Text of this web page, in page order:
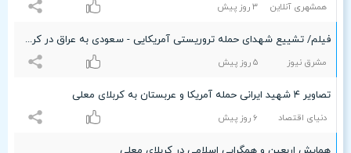
همشهری آنلاین ٣ روز پیش
فیلم/ تشییع شهدای حمله تروریستی آمریکایی - سعودی به عراق در کربلای معلی
مشرق نیوز ۵ روز پیش
تصاویر ۴ شهید ایرانی حمله آمریکا و عربستان به کربلای معلی
دنیای اقتصاد ۶ روز پیش